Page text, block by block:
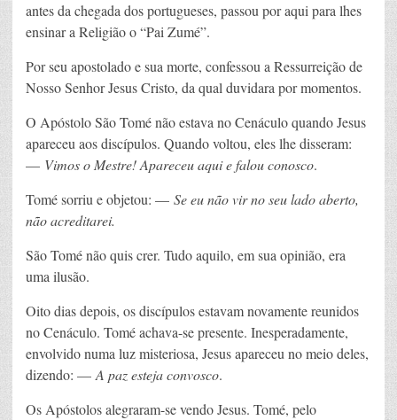
antes da chegada dos portugueses, passou por aqui para lhes
ensinar a Religião o “Pai Zumé”.
Por seu apostolado e sua morte, confessou a Ressurreição de
Nosso Senhor Jesus Cristo, da qual duvidara por momentos.
O Apóstolo São Tomé não estava no Cenáculo quando Jesus
apareceu aos discípulos. Quando voltou, eles lhe disseram:
— Vimos o Mestre! Apareceu aqui e falou conosco.
Tomé sorriu e objetou: — Se eu não vir no seu lado aberto,
não acreditarei.
São Tomé não quis crer. Tudo aquilo, em sua opinião, era
uma ilusão.
Oito dias depois, os discípulos estavam novamente reunidos
no Cenáculo. Tomé achava-se presente. Inesperadamente,
envolvido numa luz misteriosa, Jesus apareceu no meio deles,
dizendo: —A paz esteja convosco.
Os Apóstolos alegraram-se vendo Jesus. Tomé, pelo